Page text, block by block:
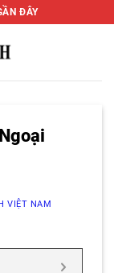
ĐÂY
VIỆT NAM